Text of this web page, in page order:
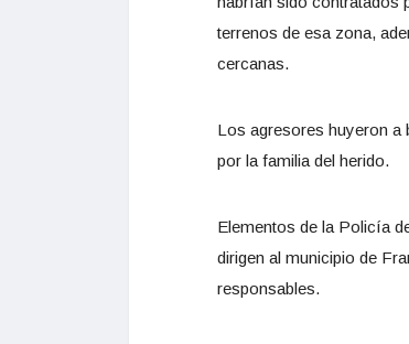
terrenos de esa zona,
cercanas.
Los agresores huyeron a
por la familia del herido.
Elementos de la Policía
dirigen al municipio de
responsables.